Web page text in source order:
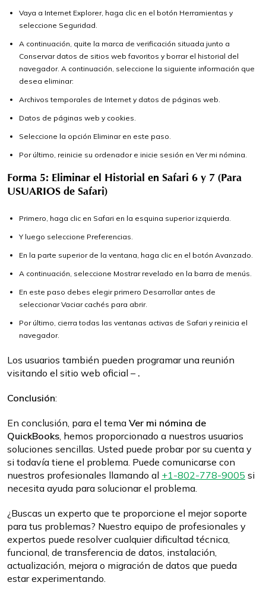
Vaya a Internet Explorer, haga clic en el botón Herramientas y
seleccione Seguridad.
A continuación, quite la marca de verificación situada junto a
Conservar datos de sitios web favoritos y borrar el historial del
navegador. A continuación, seleccione la siguiente información que
desea eliminar:
Archivos temporales de Internet y datos de páginas web.
Datos de páginas web y cookies.
Seleccione la opción Eliminar en este paso.
Por último, reinicie su ordenador e inicie sesión en Ver mi nómina.
Forma 5: Eliminar el Historial en Safari 6 y 7 (Para
USUARIOS de Safari)
Primero, haga clic en Safari en la esquina superior izquierda.
Y luego seleccione Preferencias.
En la parte superior de la ventana, haga clic en el botón Avanzado.
A continuación, seleccione Mostrar revelado en la barra de menús.
En este paso debes elegir primero Desarrollar antes de
seleccionar Vaciar cachés para abrir.
Por último, cierra todas las ventanas activas de Safari y reinicia el
navegador.
Los usuarios también pueden programar una reunión
visitando el sitio web oficial – .
Conclusión:
En conclusión, para el tema Ver mi nómina de
QuickBooks , hemos proporcionado a nuestros usuarios
soluciones sencillas. Usted puede probar por su cuenta y
si todavía tiene el problema. Puede comunicarse con
nuestros profesionales llamando al +1-802-778-9005 si
necesita ayuda para solucionar el problema.
¿Buscas un experto que te proporcione el mejor soporte
para tus problemas? Nuestro equipo de profesionales y
expertos puede resolver cualquier dificultad técnica,
funcional, de transferencia de datos, instalación,
actualización, mejora o migración de datos que pueda
estar experimentando.